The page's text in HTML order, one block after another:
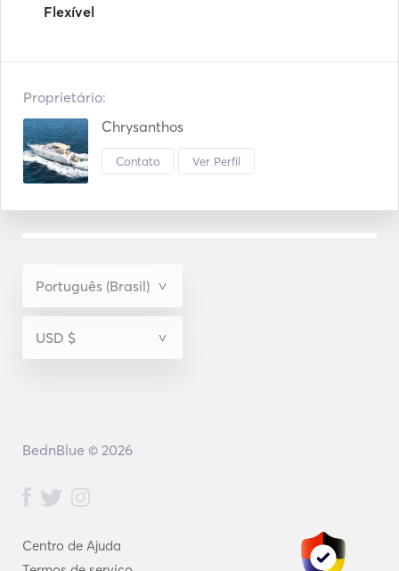
Flexível
Proprietário:
Chrysanthos
Contato Ver Perfil
Centro de Ajuda
BednBlue © 2026